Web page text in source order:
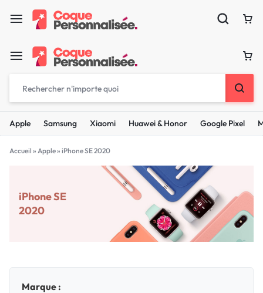
Apple Samsung Xiaomi Huawei & Honor Google Pixel
Accueil » Apple» iPhone SE 2020
iPhone SE
2020
Marque :